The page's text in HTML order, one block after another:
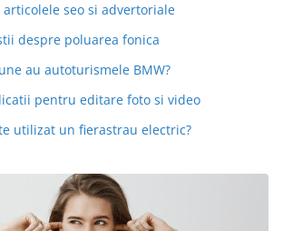
seo si advertoriale
despre poluarea fonica
au autoturismele BMW?
pentru editare foto si video
utilizat un fierastrau electric?